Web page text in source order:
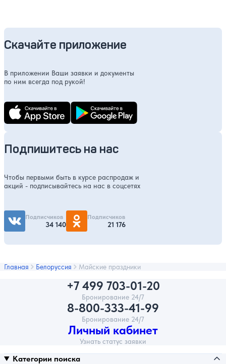
Скачайте приложение
В приложении Ваши заявки и документы
по ним всегда под рукой!
Подпишитесь на нас
Чтобы первыми быть в курсе распродаж и
акций - подписывайтесь на нас в соцсетях
Подписчиков
34 140
Подписчиков
21 176
Главная Белоруссия Майские праздники
+7 499 703-01-20
Бронирование 24/7
8-800-333-41-99
Бронирование 24/7
Личный кабинет
Узнать статус заявки
Категории поиска